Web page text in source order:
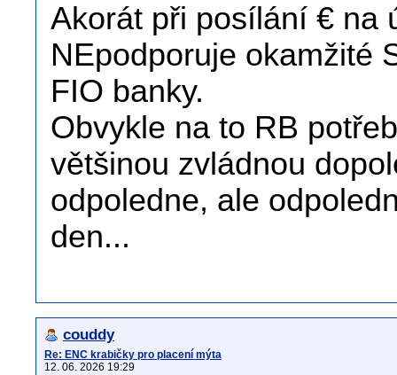
Akorát při posílání € na
NEpodporuje okamžité
FIO banky.
Obvykle na to RB
většinou zvládnou
odpoledne, ale
den...
couddy
Re: ENC krabičky pro placení mýta
12. 06. 2026 19:29